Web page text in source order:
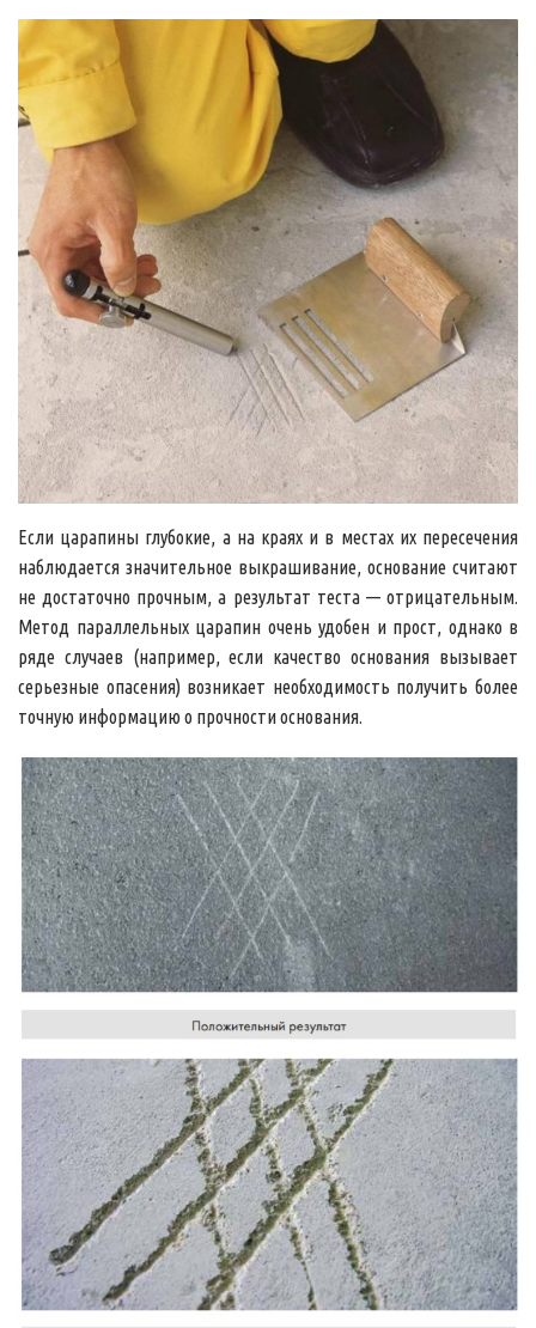
Если царапины глубокие, а на краях и в местах их пересечения
наблюдается значительное выкрашивание, основание считают
не достаточно прочным, а результат теста — отрицательным.
Метод параллельных царапин очень удобен и прост, однако в
ряде случаев (например, если качество основания вызывает
серьезные опасения) возникает необходимость получить более
точную информацию о прочности основания.